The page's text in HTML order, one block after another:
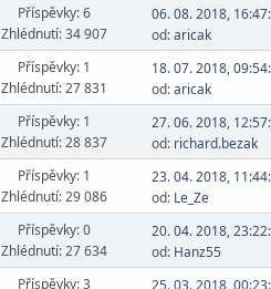
Příspěvky: 6
Zhlédnutí: 34 907
06. 08. 2018,
od:aricak
Příspěvky: 1
Zhlédnutí: 27 831
18. 07. 2018,
od:aricak
Příspěvky: 1
Zhlédnutí: 28 837
27. 06. 2018,
od: richard.bezak
Příspěvky: 1
Zhlédnutí: 29 086
23. 04. 2018,
od: Le_Ze
Příspěvky: 0
Zhlédnutí: 27 634
20. 04. 2018,
od: Hanz55
Příspěvky: 3
25. 03. 2018,